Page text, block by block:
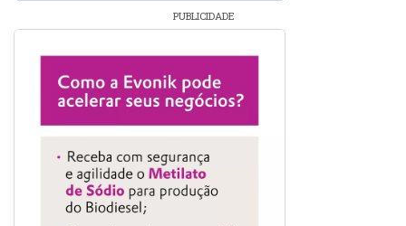
PUBLICIDADE